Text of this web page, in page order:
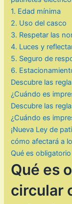
1. Edad mínima
2. Uso del casco
3. Respetar las
4. Luces y
5. Seguro de
6.
Descubre las
¿Cuándo es
Descubre las
¿Cuándo es
¡Nueva Ley de
cómo afectará a
Qué es
Qué es
circular